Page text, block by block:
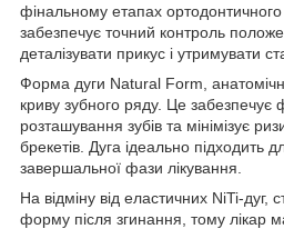
фінальному етапах
забезпечує точний контроль
деталізувати прикус і утримувати
Форма дуги Natural Form,
криву зубного ряду. Це забезпечує
розташування зубів та мінімізує
брекетів. Дуга ідеально підходить
завершальної фази лікування.
На відміну від еластичних NiTi-дуг,
форму після згинання, тому лікар